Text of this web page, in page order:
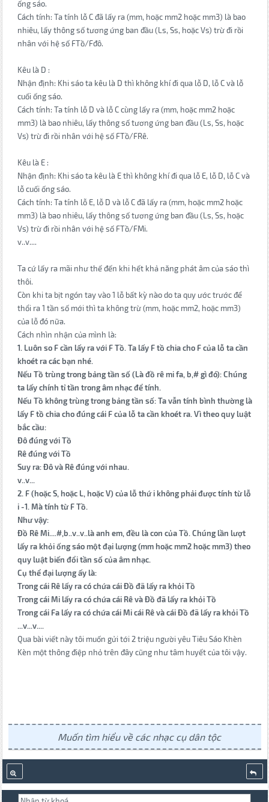
ống sáo.
Cách tính: Ta tính lỗ C đã lấy ra (mm, hoặc mm2 hoặc mm3) là bao
nhiêu, lấy thông số tương ứng ban đầu (Ls, Ss, hoặc Vs) trừ đi rồi
nhân với hệ số FTồ/Fđô.
Kêu là D :
Nhận định: Khi sáo ta kêu là D thì không khí đi qua lỗ D, lỗ C và lỗ
cuối ống sáo.
Cách tính: Ta tính lỗ D và lỗ C cùng lấy ra (mm, hoặc mm2 hoặc
mm3) là bao nhiêu, lấy thông số tương ứng ban đầu (Ls, Ss, hoặc
Vs) trừ đi rồi nhân với hệ số FTồ/FRê.
Kêu là E :
Nhận định: Khi sáo ta kêu là E thì không khí đi qua lỗ E, lỗ D, lỗ C và
lỗ cuối ống sáo.
Cách tính: Ta tính lỗ E, lỗ D và lỗ C đã lấy ra (mm, hoặc mm2 hoặc
mm3) là bao nhiêu, lấy thông số tương ứng ban đầu (Ls, Ss, hoặc
Vs) trừ đi rồi nhân với hệ số FTồ/FMi.
v..v....
Ta cứ lấy ra mãi như thế đến khi hết khả năng phát âm của sáo thì
thôi.
Còn khi ta bịt ngón tay vào 1 lỗ bất kỳ nào do ta quy ước trước để
thổi ra 1 tần số mới thì ta không trừ (mm, hoặc mm2, hoặc mm3)
của lỗ đó nữa.
Cách nhìn nhận của mình là:
1. Luôn so F cần lấy ra với F Tồ. Ta lấy F tồ chia cho F của lỗ ta cần
khoét ra các bạn nhé.
Nếu Tồ trùng trong bảng tần số (Là đồ rê mi fa, b,# gì đó): Chúng
ta lấy chính tỉ tần trong âm nhạc để tính.
Nếu Tồ không trùng trong bảng tần số: Ta vẫn tính bình thường là
lấy F tồ chia cho đúng cái F của lỗ ta cần khoét ra. Vì theo quy luật
bắc cầu:
Đô đúng với Tồ
Rê đúng với Tồ
Suy ra: Đô và Rê đúng với nhau.
v..v...
2. F (hoặc S, hoặc L, hoặc V) của lỗ thứ i không phải được tính từ lỗ
i -1. Mà tính từ F Tồ.
Như vậy:
Đồ Rê Mi....#,b..v..v..là anh em, đều là con của Tồ. Chúng lần lượt
lấy ra khỏi ống sáo một đại lượng (mm hoặc mm2 hoặc mm3) theo
quy luật biến đổi tần số của âm nhạc.
Cụ thể đại lượng ấy là:
Trong cái Rê lấy ra có chứa cái Đồ đã lấy ra khỏi Tồ
Trong cái Mi lấy ra có chứa cái Rê và Đồ đã lấy ra khỏi Tồ
Trong cái Fa lấy ra có chứa cái Mi cái Rê và cái Đồ đã lấy ra khỏi Tồ
...v...v....
Qua bài viết này tôi muốn gửi tới 2 triệu người yêu Tiêu Sáo Khèn
Kèn một thông điệp nhỏ trên đây cũng như tâm huyết của tôi vậy.
Muốn tìm hiểu về các nhạc cụ dân tộc